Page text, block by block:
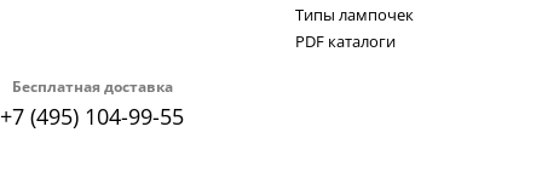
Бесплатная доставка
+7 (495) 104-99-55
Типы лампочек
PDF каталоги